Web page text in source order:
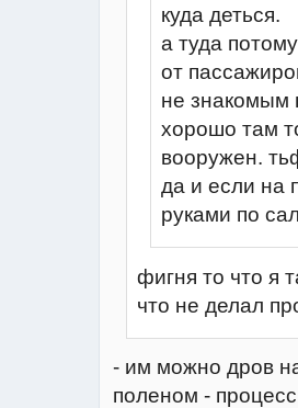
куда деться.
а туда
от
не знакомым
хорошо там
вооружен.
да и если на
руками по
фигня то что я
что не делал
- им можно дров
поленом -